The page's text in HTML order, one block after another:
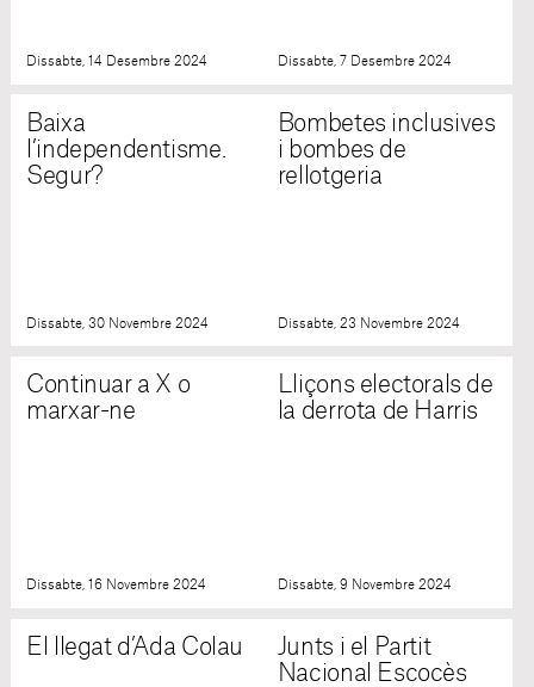
Dissabte, 14 Desembre 2024 Dissabte, 7 Desembre 2024
Baixa
l’independentisme.
Segur?
Dissabte, 30 Novembre 2024
Bombetes inclusives
i bombes de
rellotgeria
Dissabte, 23 Novembre 2024
Continuar a X o
marxar-ne
Dissabte, 16 Novembre 2024
Lliçons electorals de
la derrota de Harris
Dissabte, 9 Novembre 2024
El llegat d’Ada Colau
Junts i el Partit
Nacional Escocès